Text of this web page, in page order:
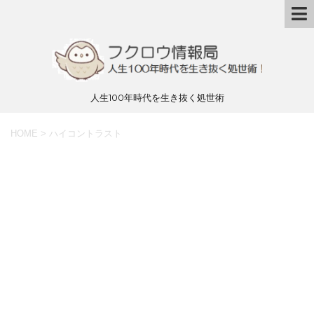
人生100年時代を生き抜く処世術
HOME > ハイコントラスト